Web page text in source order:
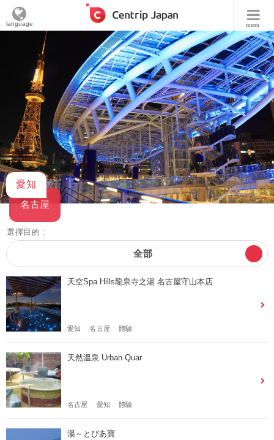
menu
language
愛知
名古屋
選擇目的 :
全部
天空Spa Hills龍泉寺之湯 名古屋守山本店
愛知 名古屋 體驗
天然溫泉 Urban Quar
名古屋 愛知 體驗
湯～とぴあ寶